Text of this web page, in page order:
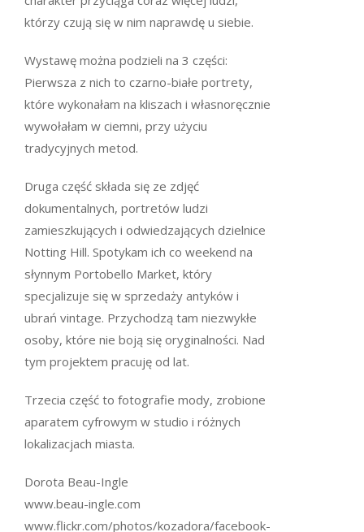
którzy czują się w nim naprawdę u siebie.
Wystawę można podzieli na 3 części:
Pierwsza z nich to czarno-białe portrety,
które wykonałam na kliszach i własnoręcznie
wywołałam w ciemni, przy użyciu
tradycyjnych metod.
Druga część składa się ze zdjęć
dokumentalnych, portretów ludzi
zamieszkujących i odwiedzających dzielnice
Notting Hill. Spotykam ich co weekend na
słynnym Portobello Market, który
specjalizuje się w sprzedaży antyków i
ubrań vintage. Przychodzą tam niezwykłe
osoby, które nie boją się oryginalności. Nad
tym projektem pracuję od lat.
Trzecia część to fotografie mody, zrobione
aparatem cyfrowym w studio i różnych
lokalizacjach miasta.
Dorota Beau-Ingle
www.beau-ingle.com
www.flickr.com/photos/kozadora/facebook-